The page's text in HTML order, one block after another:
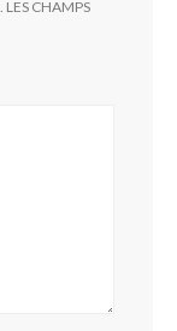
LES CHAMPS